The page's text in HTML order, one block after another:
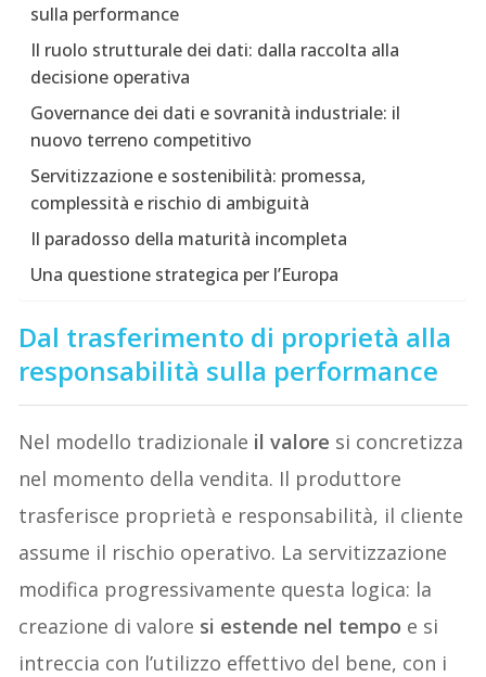
sulla performance
Il ruolo strutturale dei dati: dalla raccolta alla
decisione operativa
Governance dei dati e sovranità industriale: il
nuovo terreno competitivo
Servitizzazione e sostenibilità: promessa,
complessità e rischio di ambiguità
Il paradosso della maturità incompleta
Una questione strategica per l’Europa
Dal trasferimento di proprietà alla
responsabilità sulla performance
Nel modello tradizionale il valore si concretizza
nel momento della vendita. Il produttore
trasferisce proprietà e responsabilità, il cliente
assume il rischio operativo. La servitizzazione
modifica progressivamente questa logica: la
creazione di valore si estende nel tempo e si
intreccia con l’utilizzo effettivo del bene, con i